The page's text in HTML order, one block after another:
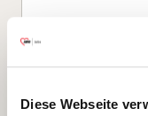
Diese Webseite